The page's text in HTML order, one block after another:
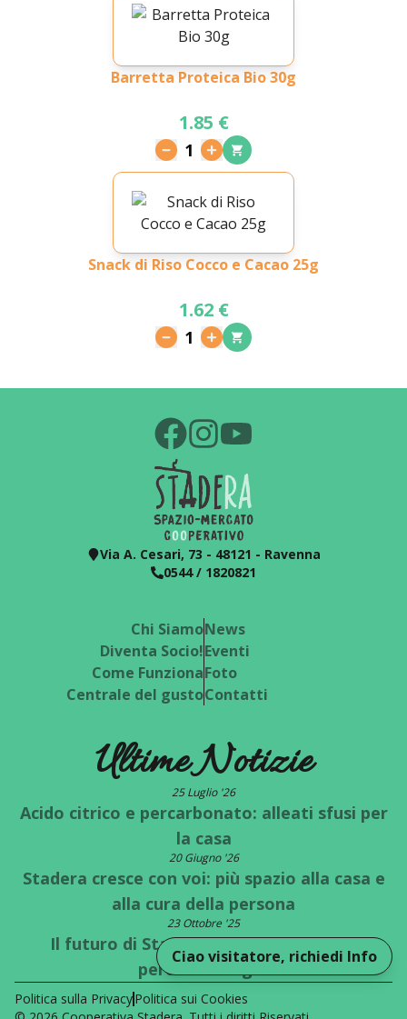
Barretta Proteica Bio 30g
1.85 €
1
Snack di Riso Cocco e Cacao 25g
1.62 €
1
Ciao visitatore, richiedi Info
Via A. Cesari, 73 - 48121 - Ravenna
0544 / 1820821
Chi Siamo
Diventa Socio!
Come Funziona
Centrale del gusto
News
Eventi
Foto
Contatti
Ultime Notizie
25 Luglio '26
Acido citrico e percarbonato: alleati sfusi per
la casa
20 Giugno '26
Stadera cresce con voi: più spazio alla casa e
alla cura della persona
23 Ottobre '25
Il futuro di Stadera è a un bivio: quale
percorso scegli?
Politica sulla PrivacyPolitica sui Cookies